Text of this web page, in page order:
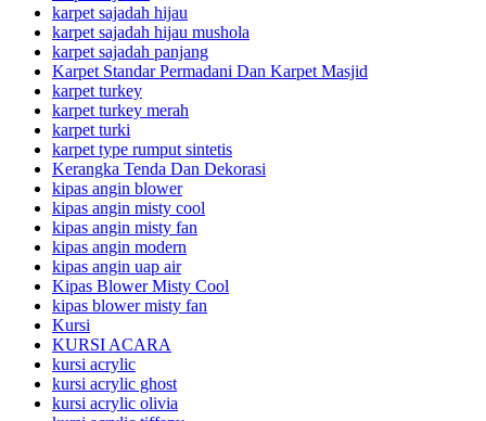
karpet sajadah hijau
karpet sajadah hijau mushola
karpet sajadah panjang
Karpet Standar Permadani Dan Karpet Masjid
karpet turkey
karpet turkey merah
karpet turki
karpet type rumput sintetis
Kerangka Tenda Dan Dekorasi
kipas angin blower
kipas angin misty cool
kipas angin misty fan
kipas angin modern
kipas angin uap air
Kipas Blower Misty Cool
kipas blower misty fan
Kursi
KURSI ACARA
kursi acrylic
kursi acrylic ghost
kursi acrylic olivia